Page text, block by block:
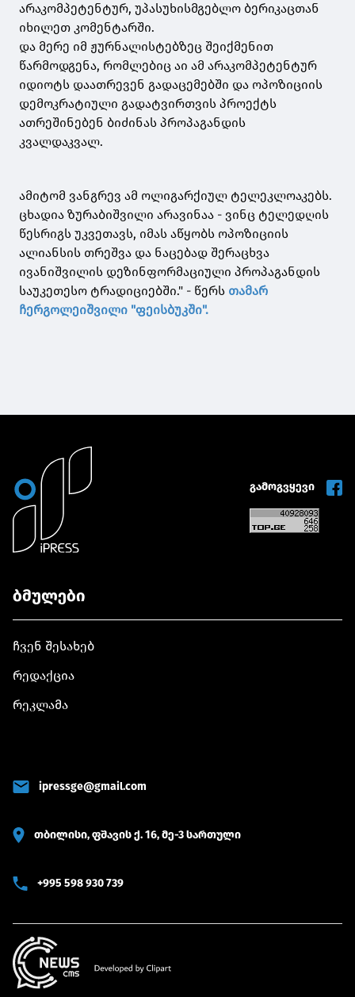
არაკომპეტენტურ, უპასუხისმგებლო ბერიკაცთან
იხილეთ კომენტარში.
და მერე იმ ჟურნალისტებზეც შეიქმენით
წარმოდგენა, რომლებიც აი ამ არაკომპეტენტურ
იდიოტს დაათრევენ გადაცემებში და ოპოზიციის
დემოკრატიული გადატვირთვის პროექტს
ათრეშინებენ ბიძინას პროპაგანდის
კვალდაკვალ.
ამიტომ ვანგრევ ამ ოლიგარქიულ ტელეკლოაკებს.
ცხადია ზურაბიშვილი არავინაა - ვინც ტელედღის
წესრიგს უკვეთავს, იმას აწყობს ოპოზიციის
ალიანსის თრეშვა და ნაცებად შერაცხვა
ივანიშვილის დეზინფორმაციული პროპაგანდის
საუკეთესო ტრადიციებში." - წერს თამარ
ჩერგოლეიშვილი "ფეისბუკში".
გამოგვყევი
ბმულები
ჩვენ შესახებ
რედაქცია
რეკლამა
ipressge@gmail.com
თბილისი, ფშავის ქ. 16, მე-3 სართული
+995 598 930 739